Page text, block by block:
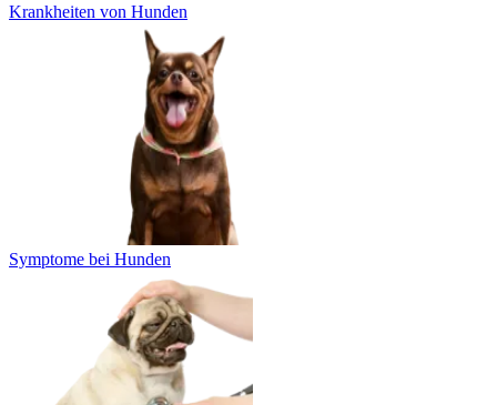
Krankheiten von Hunden
Symptome bei Hunden